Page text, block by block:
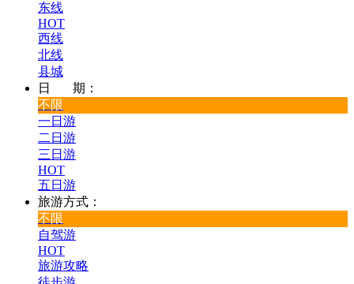
东线
HOT
西线
北线
县城
日 期：
不限
一日游
二日游
三日游
HOT
五日游
旅游方式：
不限
自驾游
HOT
旅游攻略